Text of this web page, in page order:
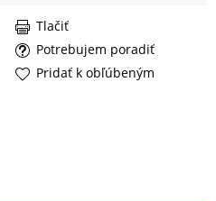
Potrebujem poradiť
Tlačiť
Pridať k obľúbeným